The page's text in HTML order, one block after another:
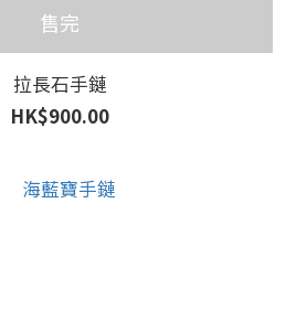
售完
拉長石手鏈
HK$900.00